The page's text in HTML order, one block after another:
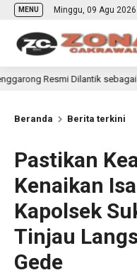
MENU Minggu, 09 Agu 2026
Dilantik sebagai PNS, Siap
Beranda Berita terkini
Pastikan
Kenaikan
Kapolsek
Tinjau
Gede